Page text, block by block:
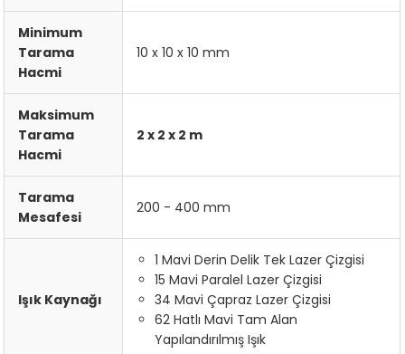
Minimum
Tarama
Hacmi
10 x 10 x 10 mm
Maksimum
Tarama
Hacmi
2 x 2 x 2 m
Tarama
Mesafesi
200 - 400 mm
Işık Kaynağı
1 Mavi Derin Delik Tek Lazer Çizgisi
15 Mavi Paralel Lazer Çizgisi
34 Mavi Çapraz Lazer Çizgisi
62 Hatlı Mavi Tam Alan
Yapılandırılmış Işık